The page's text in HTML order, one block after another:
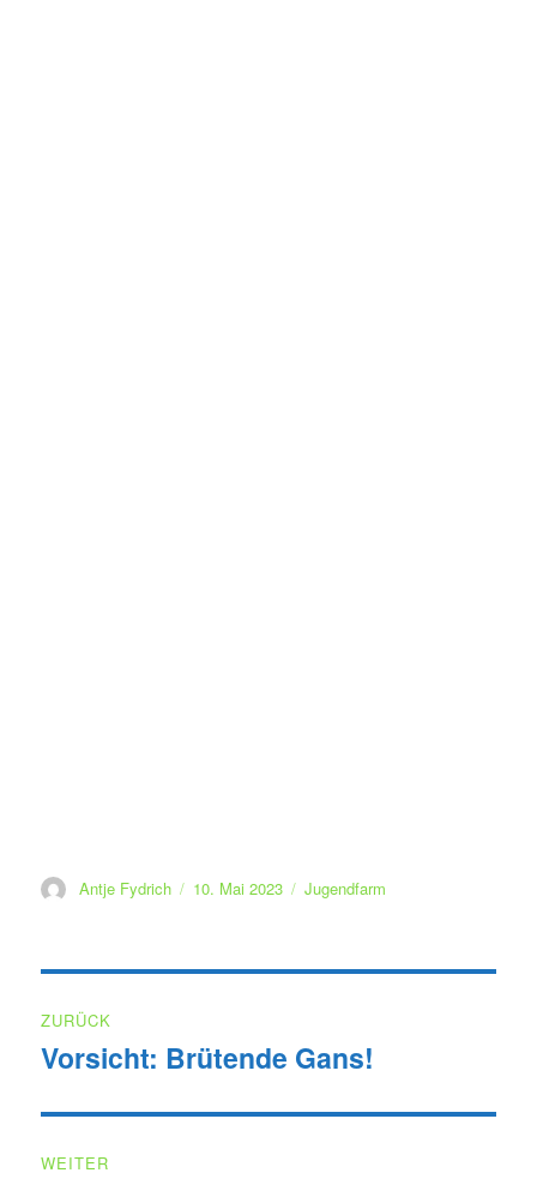
Autor
Antje Fydrich
Veröffentlicht
10. Mai 2023 Kategorien
Jugendfarm
ZURÜCK
Vorheriger
Vorsicht: Brütende Gans!
WEITER